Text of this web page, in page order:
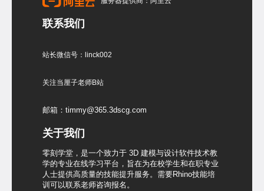
联系我们
站长微信号：linck002
关注当厘子老师B站
邮箱：timmy@365.3dscg.com
关于我们
零刻学堂，是一个致力于 3D 建模与设计软件技术教
学的专业在线学习平台，旨在为在校学生和在职专业
人士提供高质量的技能提升服务。需要Rhino技能培
训可以联系老师咨询报名。